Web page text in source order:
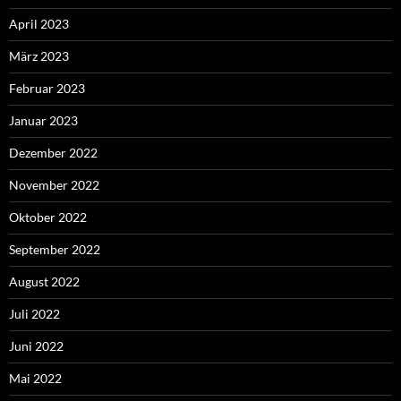
April 2023
März 2023
Februar 2023
Januar 2023
Dezember 2022
November 2022
Oktober 2022
September 2022
August 2022
Juli 2022
Juni 2022
Mai 2022